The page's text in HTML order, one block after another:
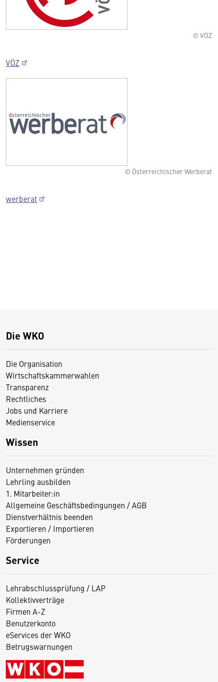
© VÖZ
VÖZ
© Österreichischer Werberat
werberat
Die WKO
Die Organisation
Wirtschaftskammerwahlen
Transparenz
Rechtliches
Jobs und Karriere
Medienservice
Wissen
Unternehmen gründen
Lehrling ausbilden
1. Mitarbeiter:in
Allgemeine Geschäftsbedingungen / AGB
Dienstverhältnis beenden
Exportieren / Importieren
Förderungen
Service
Lehrabschlussprüfung / LAP
Kollektivverträge
Firmen A-Z
Benutzerkonto
eServices der WKO
Betrugswarnungen